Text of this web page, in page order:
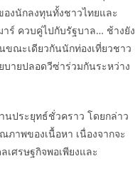
องนักลงทุนทั้งชาวไทยและ
าร์ ควบคู่ไปกับรัฐบาล… ช้างยัง
ณะเดียวกันนักท่องเที่ยวชาว
บายปลอดวีซ่าร่วมกันระหว่าง
นประยุทธ์ชั่วคราว โดยกล่าว
าพของเนื้อหา เนื่องจากจะ
เศรษฐกิจพอเพียงและ